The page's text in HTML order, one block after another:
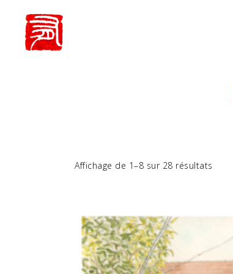
Affichage de 1–8 sur 28 résultats